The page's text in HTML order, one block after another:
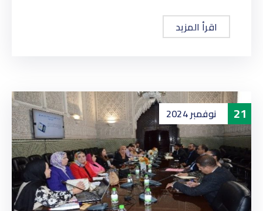
اقرأ المزيد
21 نوفمبر2024